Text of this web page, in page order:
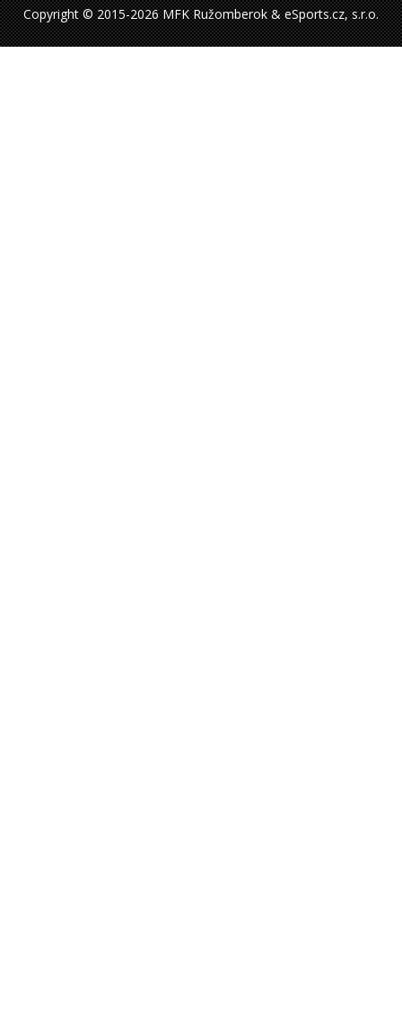
Copyright © 2015-2026 MFK Ružomberok & eSports.cz, s.r.o.